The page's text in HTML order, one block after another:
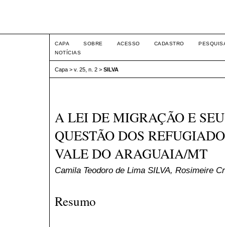
CAPA SOBRE ACESSO CADASTRO
NOTÍCIAS
Capa > v. 25, n. 2 > SILVA
A LEI DE MIGRAÇÃO E
QUESTÃO DOS
VALE DO ARAGUAIA/MT
Camila Teodoro de Lima SILVA, Rosimeire
Resumo